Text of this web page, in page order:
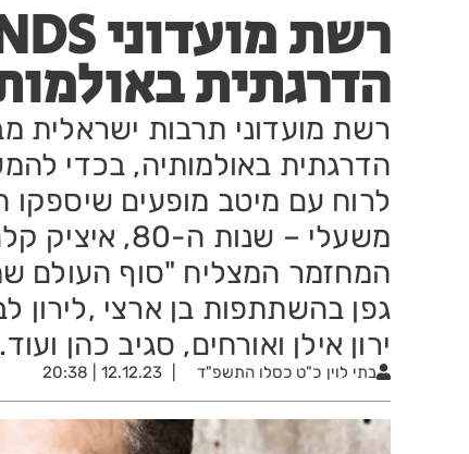
הדרגתית
רשת מועדוני תרבות ישראלית
הדרגתית באולמותיה, בכדי
לרוח עם מיטב מופעים שיספקו
משעלי – שנות
המחזמר המצליח "סוף העולם
גפן בהשתתפות בן ארצי ,לירון
ירון אילן ואורחים, סגיב כהן
בתי לוין כ"ט כסלו התשפ"ד 12.12.23 | 20:38